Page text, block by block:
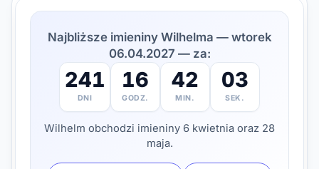
Najbliższe imieniny Wilhelma — wtorek
06.04.2027 — za:
241
DNI
16
GODZ.
42
MIN.
01
SEK.
Wilhelm obchodzi imieniny 6 kwietnia oraz 28
maja.